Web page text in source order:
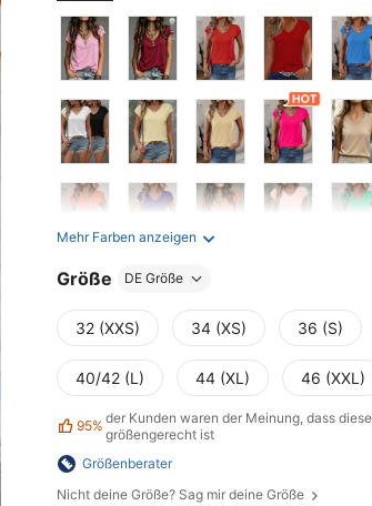
Mehr Farben anzeigen
Größe DE Größe
32 (XXS) 34 (XS) 36 (S)
40/42 (L) 44 (XL) 46 (XXL)
95% der Kunden waren der Meinung, dass
größengerecht ist
Größenberater
Nicht deine Größe? Sag mir deine Größe